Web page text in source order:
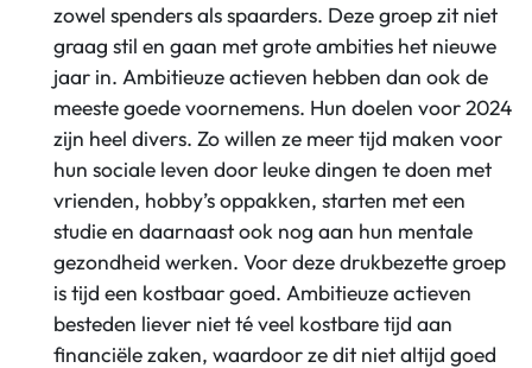
zowel spenders als spaarders. Deze groep zit niet
graag stil en gaan met grote ambities het nieuwe
jaar in. Ambitieuze actieven hebben dan ook de
meeste goede voornemens. Hun doelen voor 2024
zijn heel divers. Zo willen ze meer tijd maken voor
hun sociale leven door leuke dingen te doen met
vrienden, hobby’s oppakken, starten meteen
studie en daarnaast ook nog aan hun mentale
gezondheid werken. Voor deze drukbezette groep
is tijd een kostbaar goed. Ambitieuze actieven
besteden liever niet té veel kostbare tijd aan
financiële zaken, waardoor ze dit niet altijd goed